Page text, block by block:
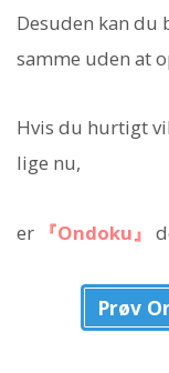
Desuden kan du
samme uden at
Hvis du hurtigt
lige nu,
er 『Ondoku』
Prøv